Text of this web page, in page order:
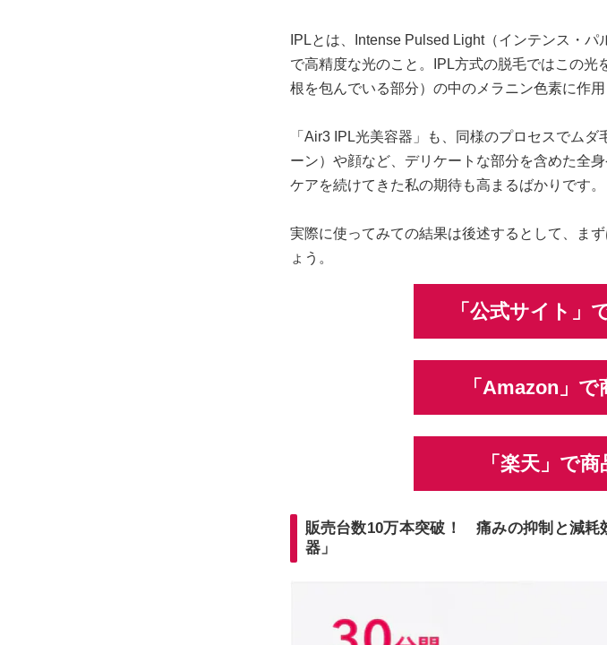
IPLとは、Intense Pulsed Light（インテンス・
で高精度な光のこと。IPL方式の脱毛ではこの
根を包んでいる部分）の中のメラニン色素に作用
「Air3 IPL光美容器」も、同様のプロセスでム
ーン）や顔など、デリケートな部分を含めた全
ケアを続けてきた私の期待も高まるばかりです。
実際に使ってみての結果は後述するとして、ま
ょう。
「公式サイト」
「Amazon」
「楽天」で
販売台数10万本突破！ 痛みの抑制と減
器」